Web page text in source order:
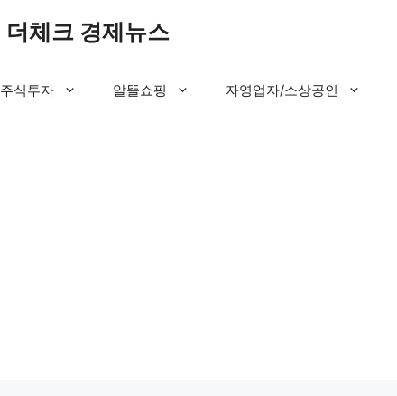
더체크 경제뉴스
주식투자 알뜰쇼핑 자영업자/소상공인